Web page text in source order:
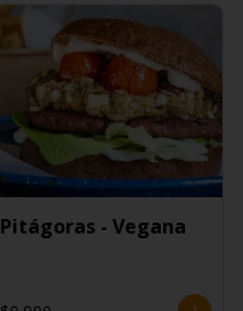
Pitágoras - Vegana